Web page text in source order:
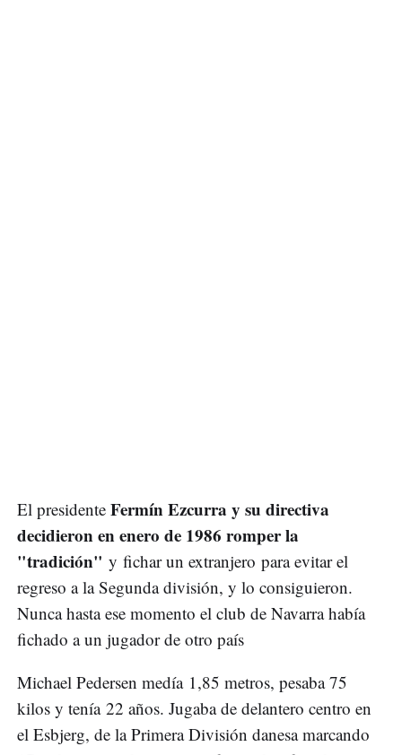
El presidente Fermín Ezcurra y su directiva
decidieron en enero de 1986 romper la
"tradición" y fichar un extranjero para evitar el
regreso a la Segunda división, y lo consiguieron.
Nunca hasta ese momento el club de Navarra había
fichado a un jugador de otro país
Michael Pedersen medía 1,85 metros, pesaba 75
kilos y tenía 22 años. Jugaba de delantero centro en
el Esbjerg, de la Primera División danesa marcando